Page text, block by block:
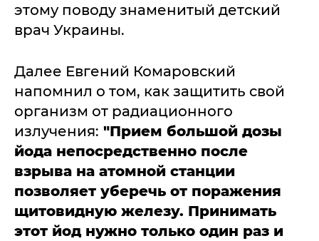
этому поводу знаменитый детский
врач Украины.
Далее Евгений Комаровский
напомнил о том, как защитить свой
организм от радиационного
излучения: "Прием большой дозы
йода непосредственно после
взрыва на атомной станции
позволяет уберечь от поражения
щитовидную железу. Принимать
этот йод нужно только один раз и